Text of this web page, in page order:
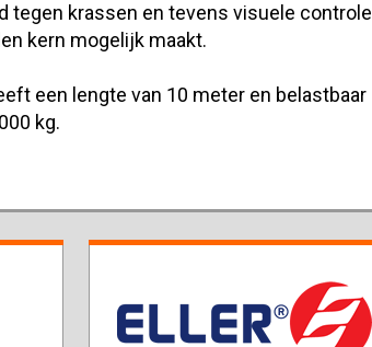
tegen krassen en tevens visuele controle
kern mogelijk maakt.
een lengte van 10 meter en belastbaar
kg.